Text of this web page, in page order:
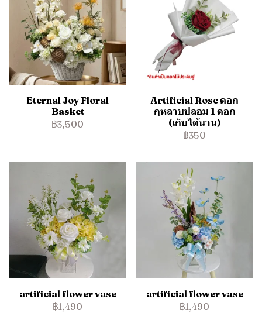
Eternal Joy Floral
Basket
฿3,500
Artificial Rose ดอก
กุหลาบปลอม 1 ดอก
(เก็บได้นาน)
฿350
artificial flower vase
฿1,490
artificial flower vase
฿1,490